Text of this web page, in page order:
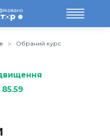
Обраний курс